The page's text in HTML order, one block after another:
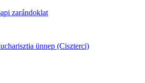
zarándoklat
ünnep (Ciszterci)